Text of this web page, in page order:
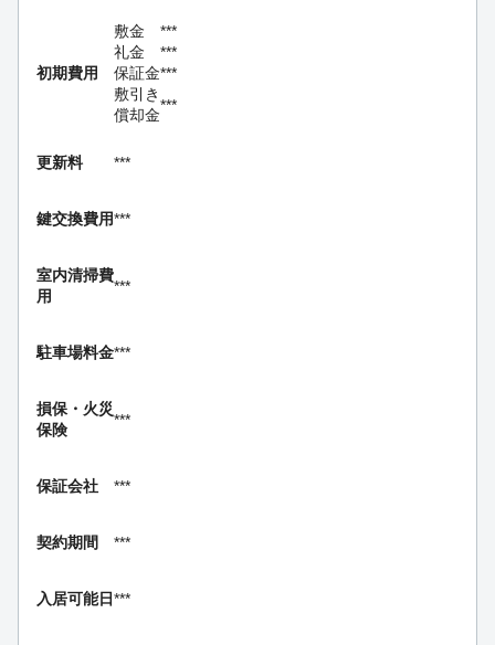
初期費用
敷金
***
礼金
***
保証金***
敷引き
償却金
***
更新料 ***
鍵交換費用***
室内清掃費
用
***
駐車場料金***
損保・ 火災
保険
***
保証会社 ***
契約期間 ***
入居可能日***